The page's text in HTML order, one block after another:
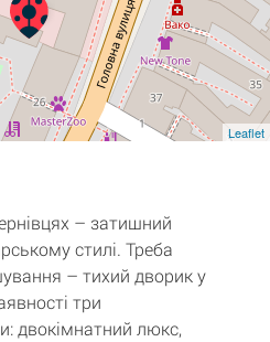
Leaflet
– затишний
стилі. Треба
– тихий дворик у
три
двокімнатний люкс,